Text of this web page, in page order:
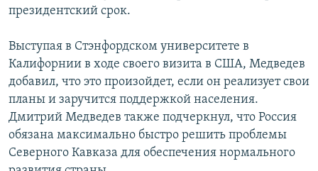
VIDEO
FOTOQALEREYA
İNFOQRAFIKA
KARIKATURA
RADIO ARXIV
OXU ZALI
AZƏRBAYCAN ƏDƏBIYYATI KITABXANASI
İSLAM VƏ DEMOKRATIYA
İZ - MƏDƏNIYYƏT PROQRAMI
HAQQIMIZDA
MISSIYAMIZ
PEŞƏ ETIKASI VƏ JURNALISTIKA STANDARTLARIMIZ
MATERIALLARIMIZDAN ISTIFADƏ
BIZI IZLƏ
президентский срок.
Выступая в Стэнфордском университете в
Калифорнии в ходе своего визита в США, Медведев
добавил, что это произойдет, если он реализует свои
планы и заручится поддержкой населения.
Дмитрий Медведев также подчеркнул, что Россия
обязана максимально быстро решить проблемы
Северного Кавказа для обеспечения нормального